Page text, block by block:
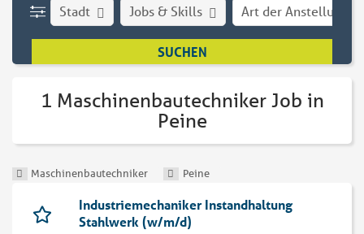
Stadt Art der Anstellung
Jobs & Skills
1 Maschinenbautechniker Job in
Peine
Maschinenbautechniker Peine
Industriemechaniker Instandhaltung
Stahlwerk (w/m/d)